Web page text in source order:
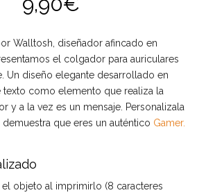
Walltosh, diseñador afincado en
el colgador para auriculares
Un diseño elegante desarrollado en
texto como elemento que realiza la
y a la vez es un mensaje. Personalizala
que eres un auténtico Gamer.
el objeto al imprimirlo (8 caracteres